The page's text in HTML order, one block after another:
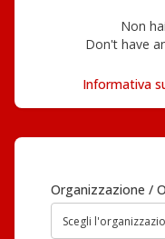
Non
Don't have
Informativa
Organizzazione /